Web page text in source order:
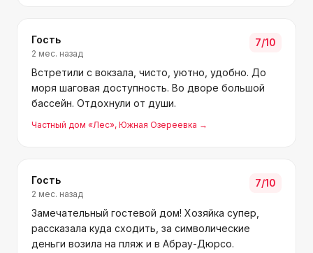
Гость
2 мес. назад
7/10
Встретили с вокзала, чисто, уютно, удобно. До
моря шаговая доступность. Во дворе большой
бассейн. Отдохнули от души.
Частный дом «Лес», Южная Озереевка →
Гость
2 мес. назад
7/10
Замечательный гостевой дом! Хозяйка супер,
рассказала куда сходить, за символические
деньги возила на пляж и в Абрау-Дюрсо.